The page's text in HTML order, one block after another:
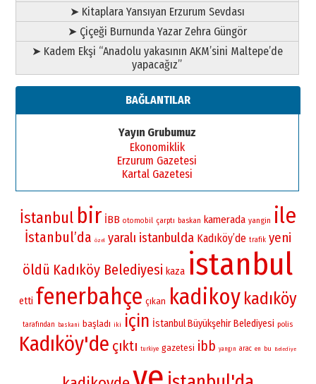
➤ Kitaplara Yansıyan Erzurum Sevdası
➤ Çiçeği Burnunda Yazar Zehra Güngör
➤ Kadem Ekşi “Anadolu yakasının AKM’sini Maltepe’de
yapacağız”
BAĞLANTILAR
Yayın Grubumuz
Ekonomiklik
Erzurum Gazetesi
Kartal Gazetesi
İstanbul bir İBB otomobil çarptı baskan kamerada yangin ile
İstanbul’da özel yaralı istanbulda Kadıköy’de trafik yeni
öldü Kadıköy Belediyesi kaza istanbul
etti fenerbahçe çıkan kadikoy kadıköy
tarafından baskani başladı iki için İstanbul Büyükşehir Belediyesi polis
Kadıköy'de çıktı turkiye gazetesi ibb yangın arac en bu Belediye